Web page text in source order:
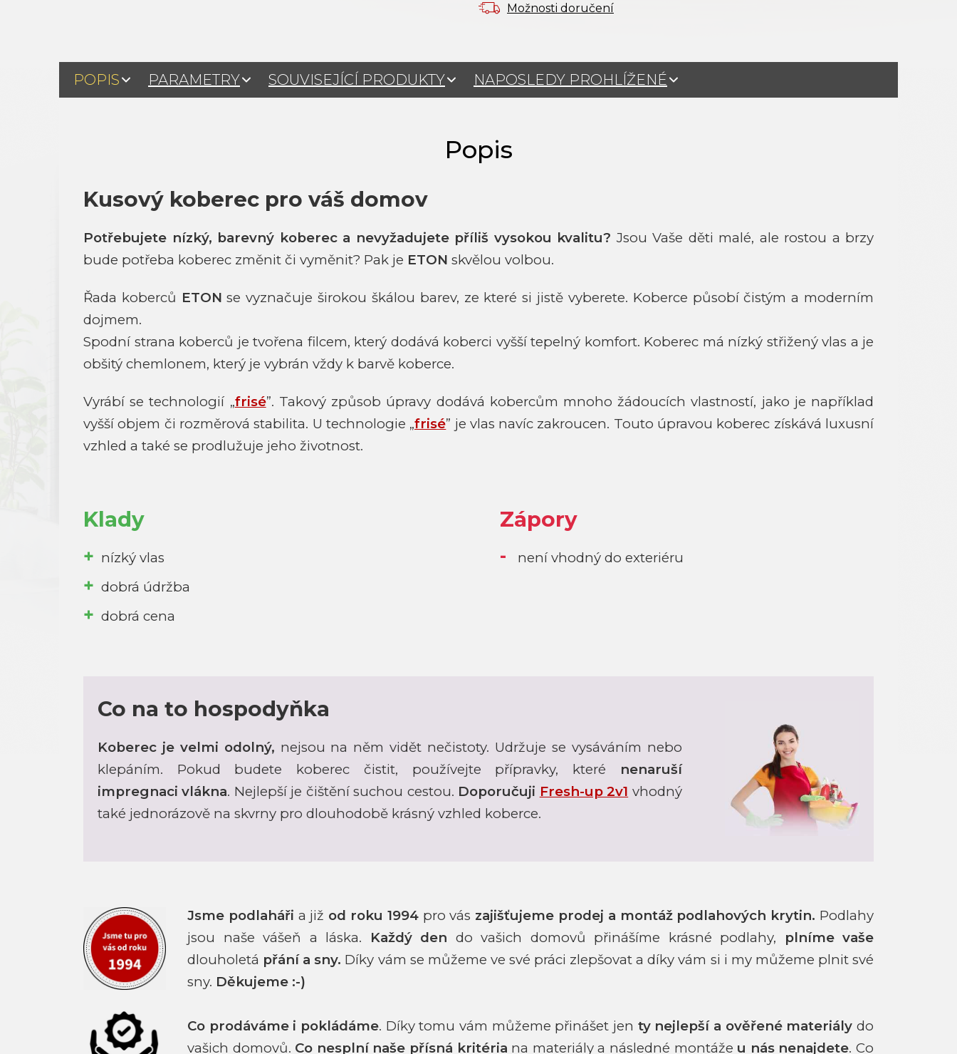
Možnosti doručení
POPIS PARAMETRY SOUVISEJÍCÍ PRODUKTY NAPOSLEDY PROHLÍŽENÉ
Kusový koberec pro váš domov
Potřebujete nízký, barevný koberec a nevyžadujete příliš vysokou kvalitu? Jsou Vaše děti malé, ale rostou a brzy
bude potřeba koberec změnit či vyměnit? Pak je ETON skvělou volbou.
Řada koberců ETON se vyznačuje širokou škálou barev, ze které si jistě vyberete. Koberce působí čistým a moderním
dojmem.
Spodní strana koberců je tvořena filcem, který dodává koberci vyšší tepelný komfort. Koberec má nízký střižený vlas a je
obšitý chemlonem, který je vybrán vždy k barvě koberce.
Vyrábí se technologií „frisé”. Takový způsob úpravy dodává kobercům mnoho žádoucích vlastností, jako je například
vyšší objem či rozměrová stabilita. U technologie „frisé” je vlas navíc zakroucen. Touto úpravou koberec získává luxusní
vzhled a také se prodlužuje jeho životnost.
Klady
nízký vlas
dobrá údržba
dobrá cena
Zápory
není vhodný do exteriéru
Co na to hospodyňka
Koberec je velmi odolný, nejsou na něm vidět nečistoty. Udržuje se vysáváním nebo
klepáním. Pokud budete koberec čistit, používejte přípravky, které
nenaruší
impregnaci vlákna. Nejlepší je čištění suchou cestou. Doporučuji Fresh-up 2v1 vhodný
také jednorázově na skvrny pro dlouhodobě krásný vzhled koberce.
Jsme podlaháři a již od roku 1994pro vás zajišťujeme prodej a montáž podlahových krytin. Podlahy
jsou naše vášeň a láska.
Každý den do vašich domovů přinášíme krásné podlahy,
plníme vaše
dlouholetá přání a sny. Díky vám se můžeme ve své práci zlepšovat a díky vám si i my můžeme plnit své
sny. Děkujeme :-)
Co prodáváme i pokládáme. Díky tomu vám můžeme přinášet jen ty nejlepší a ověřené materiály do
vašich domovů. Co nesplní naše přísná kritéria na materiály a následné montáže u nás nenajdete. Co